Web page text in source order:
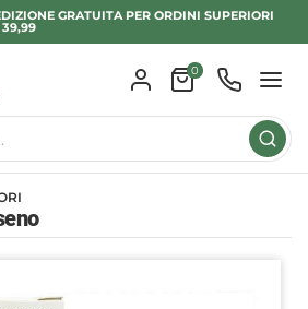
GRATUITA PER ORDINI SUPERIORI
0